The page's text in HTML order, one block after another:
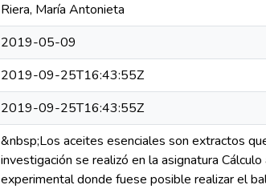
Riera, María Antonieta
2019-05-09
2019-09-25T16:43:55Z
2019-09-25T16:43:55Z
&nbsp;Los aceites esenciales son extractos
investigación se realizó en la asignatura
experimental donde fuese posible realizar el